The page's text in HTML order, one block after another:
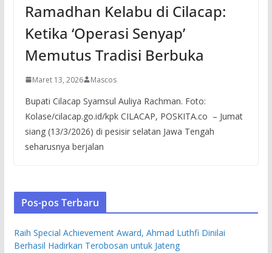
Ramadhan Kelabu di Cilacap:
Ketika ‘Operasi Senyap’
Memutus Tradisi Berbuka
Maret 13, 2026 Mascos
Bupati Cilacap Syamsul Auliya Rachman. Foto:
Kolase/cilacap.go.id/kpk CILACAP, POSKITA.co – Jumat
siang (13/3/2026) di pesisir selatan Jawa Tengah
seharusnya berjalan
Pos-pos Terbaru
Raih Special Achievement Award, Ahmad Luthfi Dinilai
Berhasil Hadirkan Terobosan untuk Jateng